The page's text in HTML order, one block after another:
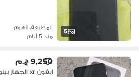
5
المطبعة، الهرم
منذ 5 أيام
9,250 ج.م
ايفون xr الجهاز بينور كسر الزيرو